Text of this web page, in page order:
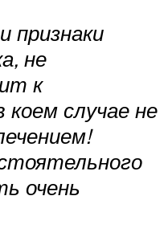
признаки
не
к
коем случае не
очень